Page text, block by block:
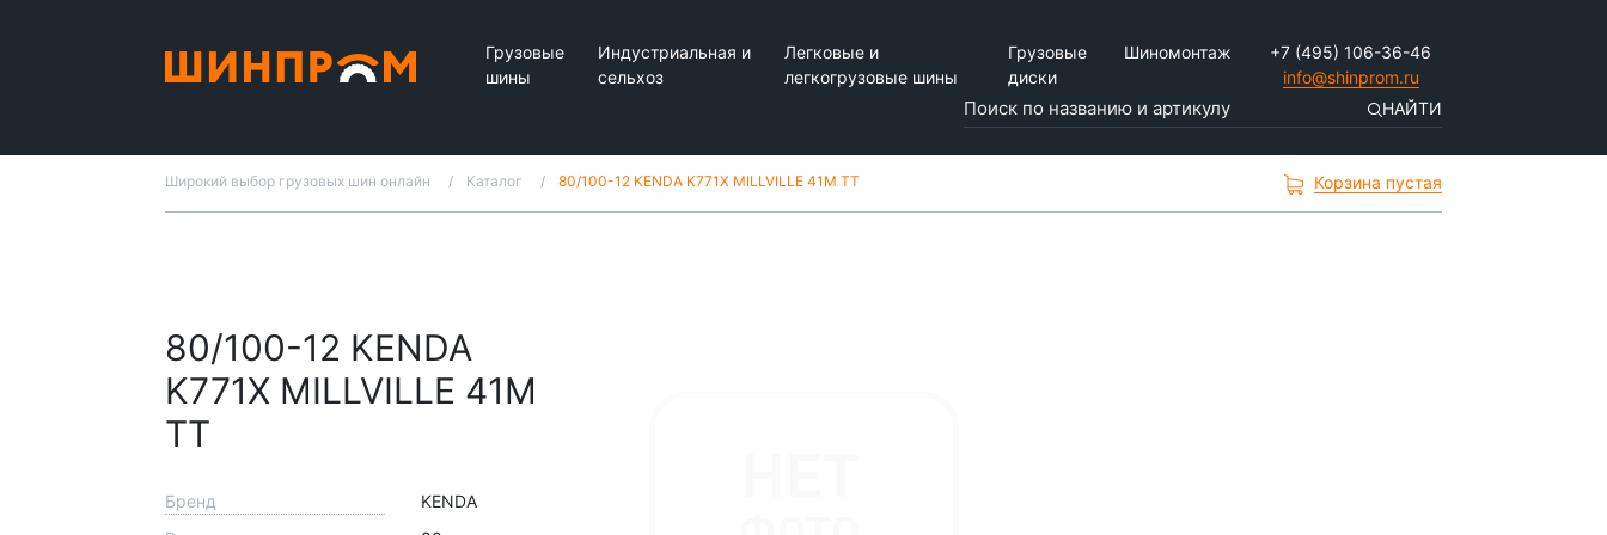
Грузовые
шины
Индустриальная и
сельхоз
Легковые и
легкогрузовые шины
Грузовые
диски
Шиномонтаж
+7 (495) 106-36-46
info@shinprom.ru
НАЙТИ
Широкий выбор грузовых шин онлайн Каталог 80/100-12 KENDA K771X MILLVILLE 41M TT Корзина пустая
80/100-12 KENDA
K771X MILLVILLE 41M
TT
Бренд
KENDA